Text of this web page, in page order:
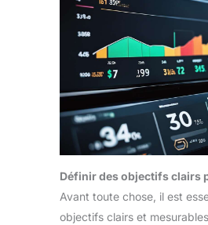
Définir des objectifs clairs
Avant toute chose, il est
objectifs clairs et